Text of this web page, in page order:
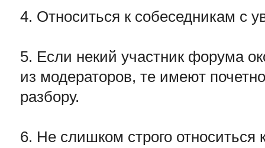
4. Относиться к собеседникам с
5. Если некий участник форума
из модераторов, те имеют
разбору.
6. Не слишком строго относиться